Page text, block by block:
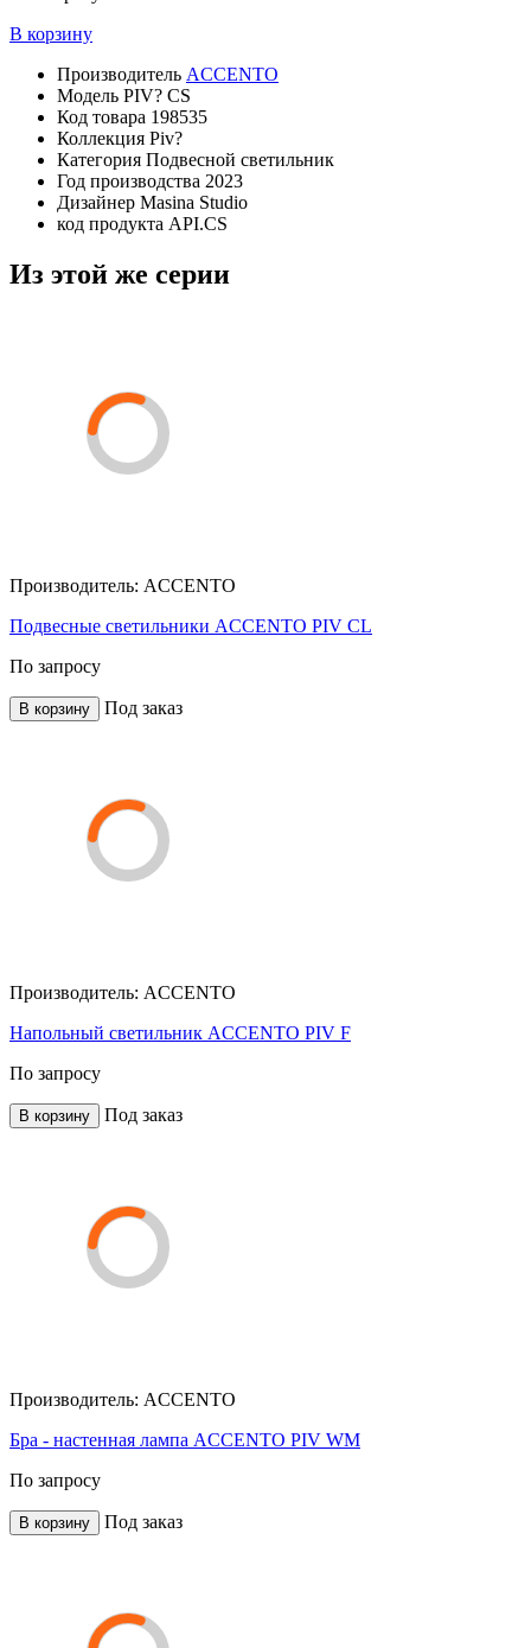
В корзину
Производитель ACCENTO
Модель PIV? CS
Код товара 198535
Коллекция Piv?
Категория Подвесной светильник
Год производства 2023
Дизайнер Masina Studio
код продукта API.CS
Из этой же серии
Производитель: ACCENTO
Подвесные светильники ACCENTO PIV CL
По запросу
В корзину Под заказ
Производитель: ACCENTO
Напольный светильник ACCENTO PIV F
По запросу
В корзину Под заказ
Производитель: ACCENTO
Бра - настенная лампа ACCENTO PIV WM
По запросу
В корзину Под заказ